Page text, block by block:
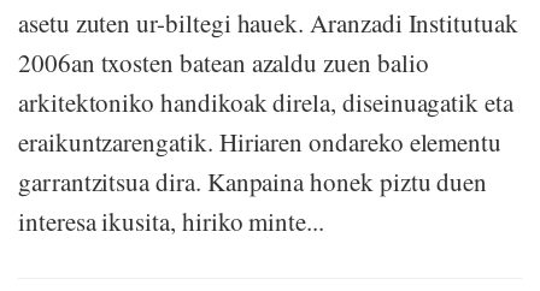
asetu zuten ur-biltegi hauek. Aranzadi Institutuak
2006an txosten batean azaldu zuen balio
arkitektoniko handikoak direla, diseinuagatik eta
eraikuntzarengatik. Hiriaren ondareko elementu
garrantzitsua dira. Kanpaina honek piztu duen
interesa ikusita, hiriko minte...